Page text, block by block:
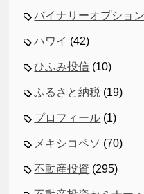
バイナリーオプション
ハワイ (42)
ひふみ投信 (10)
ふるさと納税 (19)
プロフィール (1)
メキシコペソ (70)
不動産投資 (295)